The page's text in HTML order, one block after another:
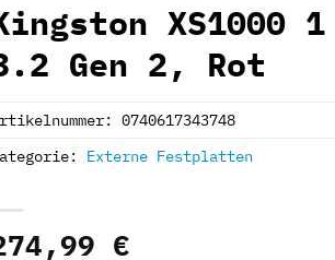
XS1000
Gen 2, Rot
€
0740617343748
Externe Festplatten